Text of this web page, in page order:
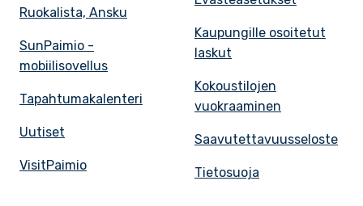
Ruokalista, Ansku
SunPaimio -
mobiilisovellus
Tapahtumakalenteri
Uutiset
VisitPaimio
Kaupungille osoitetut
laskut
Kokoustilojen
vuokraaminen
Saavutettavuusseloste
Tietosuoja